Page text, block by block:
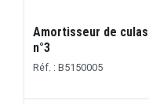
Amortisseur de
n°3
Réf. : B5150005